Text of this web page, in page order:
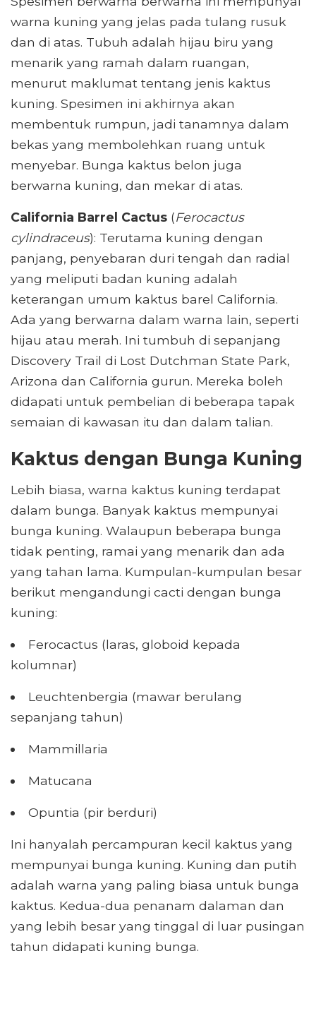
warna kuning yang jelas pada tulang rusuk
dan di atas. Tubuh adalah hijau biru yang
menarik yang ramah dalam ruangan,
menurut maklumat tentang jenis kaktus
kuning. Spesimen ini akhirnya akan
membentuk rumpun, jadi tanamnya dalam
bekas yang membolehkan ruang untuk
menyebar. Bunga kaktus belon juga
berwarna kuning, dan mekar di atas.
California Barrel Cactus (Ferocactus
cylindraceus): Terutama kuning dengan
panjang, penyebaran duri tengah dan radial
yang meliputi badan kuning adalah
keterangan umum kaktus barel California.
Ada yang berwarna dalam warna lain, seperti
hijau atau merah. Ini tumbuh di sepanjang
Discovery Trail di Lost Dutchman State Park,
Arizona dan California gurun. Mereka boleh
didapati untuk pembelian di beberapa tapak
semaian di kawasan itu dan dalam talian.
Kaktus dengan Bunga Kuning
Lebih biasa, warna kaktus kuning terdapat
dalam bunga. Banyak kaktus mempunyai
bunga kuning. Walaupun beberapa bunga
tidak penting, ramai yang menarik dan ada
yang tahan lama. Kumpulan-kumpulan besar
berikut mengandungi cacti dengan bunga
kuning:
Ferocactus (laras, globoid kepada
kolumnar)
Leuchtenbergia (mawar berulang
sepanjang tahun)
Mammillaria
Matucana
Opuntia (pir berduri)
Ini hanyalah percampuran kecil kaktus yang
mempunyai bunga kuning. Kuning dan putih
adalah warna yang paling biasa untuk bunga
kaktus. Kedua-dua penanam dalaman dan
yang lebih besar yang tinggal di luar pusingan
tahun didapati kuning bunga.